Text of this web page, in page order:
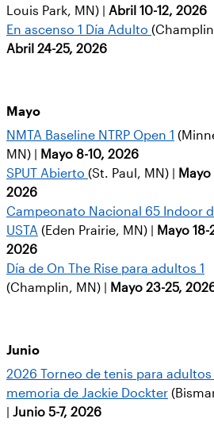
Louis Park, MN) | Abril 10-12, 2026
En ascenso 1 Día Adulto
Abril 24-25, 2026
Mayo
NMTA Baseline NTRP Open 1
MN) |
Mayo 8-10, 2026
SPUT Abierto (St. Paul, MN) |
Mayo
2026
Campeonato Nacional 65 Indoor
USTA (Eden Prairie, MN) |
Mayo 18-
2026
Día de On The Rise para adultos 1
(Champlin, MN) |
Mayo 23-25,
Junio
2026 Torneo de tenis para adultos
memoria de Jackie Dockter
Junio 5-7, 2026